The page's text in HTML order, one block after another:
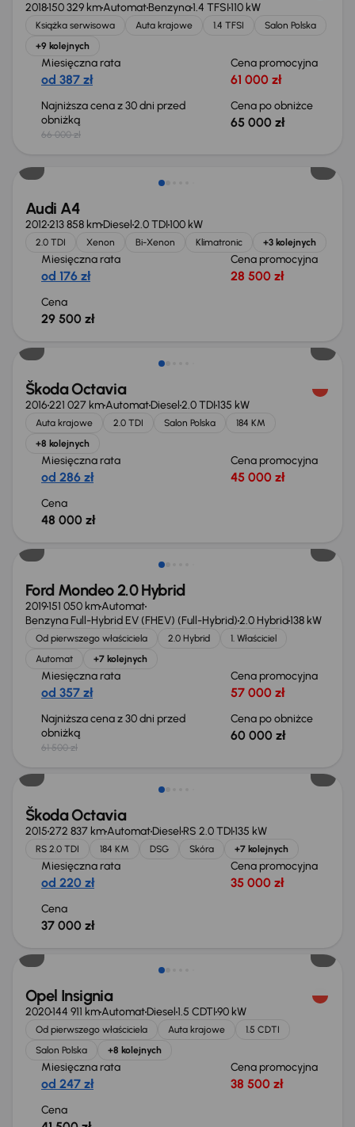
2018150 329 kmAutomatBenzyna1.4 TFSI110 kW
Książka serwisowa Auta krajowe 1.4 TFSI
Salon Polska
+9 kolejnych
Miesięczna rata
od 387 zł
Cena promocyjna
61 000 zł
Najniższa cena z 30 dni przed
obniżką
66 000 zł
Cena po obniżce
65 000 zł
Audi A4
2012213 858 kmDiesel2.0 TDI100 kW
2.0 TDI Xenon Bi-Xenon Klimatronic +3 kolejnych
Miesięczna rata
od 176 zł
Cena promocyjna
28 500 zł
Cena
29 500 zł
Škoda Octavia
2016221 027 kmAutomatDiesel2.0 TDI135 kW
Auta krajowe 2.0 TDI Salon Polska
184 KM
+8 kolejnych
Miesięczna rata
od 286 zł
Cena promocyjna
45 000 zł
Cena
48 000 zł
Taniej o 1 500 zł
Ford Mondeo 2.0 Hybrid
2019151 050 kmAutomat
Benzyna Full-Hybrid EV (FHEV) (Full-Hybrid)2.0 Hybrid138 kW
Od pierwszego właściciela 2.0 Hybrid
1. Właściciel
Automat
+7 kolejnych
Miesięczna rata
od 357 zł
Cena promocyjna
57 000 zł
Najniższa cena z 30 dni przed
obniżką
61 500 zł
Cena po obniżce
60 000 zł
Škoda Octavia
2015272 837 kmAutomatDiesel RS 2.0 TDI135 kW
RS 2.0 TDI 184 KM DSG Skóra +7 kolejnych
Miesięczna rata
od 220 zł
Cena promocyjna
35 000 zł
Cena
37 000 zł
Opel Insignia
2020144 911 kmAutomatDiesel1.5 CDTI90 kW
Od pierwszego właściciela Auta krajowe
1.5 CDTI
Salon Polska
+8 kolejnych
Miesięczna rata
od 247 zł
Cena promocyjna
38 500 zł
Cena